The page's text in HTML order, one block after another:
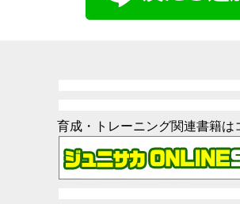
育成・トレーニング関連書籍は